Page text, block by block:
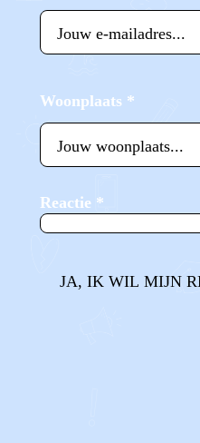
Woonplaats *
Reactie *
JA, IK WIL MIJN